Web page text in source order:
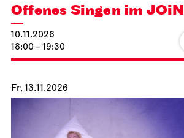
Offenes Singen im JOiN
10.11.2026
18:00 - 19:30
Fr, 13.11.2026